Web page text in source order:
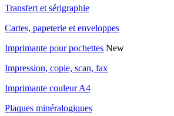
Transfert et sérigraphie
Cartes, papeterie et enveloppes
Imprimante pour pochettes New
Impression, copie, scan, fax
Imprimante couleur A4
Plaques minéralogiques